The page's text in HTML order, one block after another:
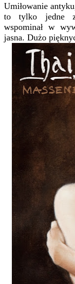
Umiłowanie
to tylko jedne
wspominał w
jasna. Dużo